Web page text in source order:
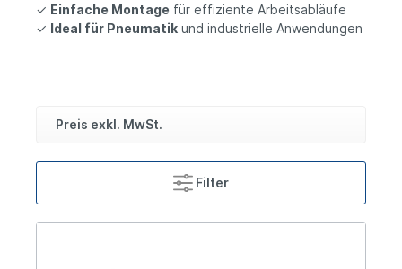
✓ Einfache Montage für effiziente Arbeitsabläufe
✓ Ideal für Pneumatik und industrielle Anwendungen
Preis exkl. MwSt.
Filter